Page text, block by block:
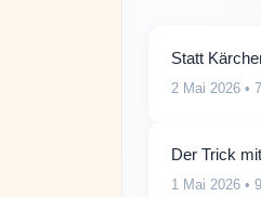
Statt
2 Mai 2026 •
Der Trick
1 Mai 2026 •